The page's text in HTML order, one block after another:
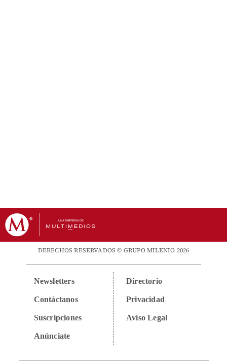
DERECHOS RESERVADOS © GRUPO MILENIO 2026
Newsletters
Contáctanos
Suscripciones
Anúnciate
Directorio
Privacidad
Aviso Legal